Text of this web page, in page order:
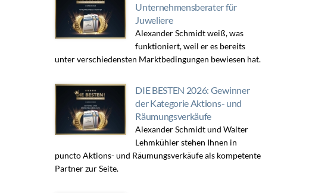
Unternehmensberater für
Juweliere
Alexander Schmidt weiß, was
funktioniert, weil er es bereits
unter verschiedensten Marktbedingungen bewiesen hat.
DIE BESTEN 2026: Gewinner
der Kategorie Aktions- und
Räumungsverkäufe
Alexander Schmidt und Walter
Lehmkühler stehen Ihnen in
puncto Aktions- und Räumungsverkäufe als kompetente
Partner zur Seite.